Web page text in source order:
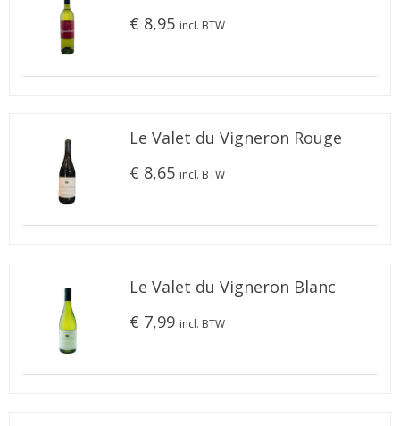
€ 8,95 incl. BTW
Le Valet du Vigneron Rouge
€ 8,65 incl. BTW
Le Valet du Vigneron Blanc
€ 7,99 incl. BTW